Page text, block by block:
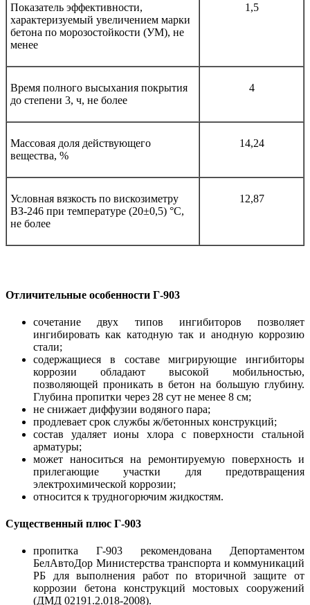
Показатель эффективности,
характеризуемый увеличением марки
бетона по морозостойкости (УМ), не
менее
1,5
Время полного высыхания покрытия
до степени 3, ч, не более
4
Массовая доля действующего
вещества, %
14,24
Условная вязкость по вискозиметру
ВЗ-246 при температуре (20±0,5) °С,
не более
12,87
Отличительные особенности Г-903
сочетание двух типов ингибиторов позволяет
ингибировать как катодную так и анодную коррозию
стали;
содержащиеся в составе мигрирующие ингибиторы
коррозии обладают высокой мобильностью,
позволяющей проникать в бетон на большую глубину.
Глубина пропитки через 28 сут не менее 8 см;
не снижает диффузии водяного пара;
продлевает срок службы ж/бетонных конструкций;
состав удаляет ионы хлора с поверхности стальной
арматуры;
может наноситься на ремонтируемую поверхность и
прилегающие участки для предотвращения
электрохимической коррозии;
относится к трудногорючим жидкостям.
Существенный плюс Г-903
пропитка Г-903 рекомендована Депортаментом
БелАвтоДор Министерства транспорта и коммуникаций
РБ для выполнения работ по вторичной защите от
коррозии бетона конструкций мостовых сооружений
(ДМД 02191.2.018-2008).